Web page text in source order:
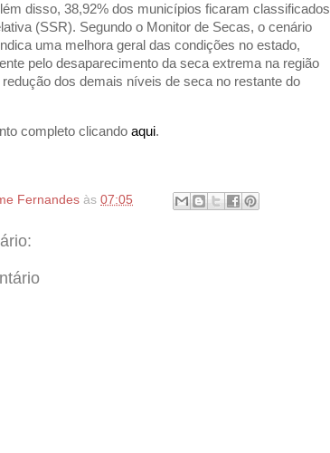
disso, 38,92% dos municípios ficaram classificados
(SSR). Segundo o Monitor de Secas, o cenário
uma melhora geral das condições no estado,
pelo desaparecimento da seca extrema na região
dos demais níveis de seca no restante do
completo clicando aqui.
Fernandes às 07:05